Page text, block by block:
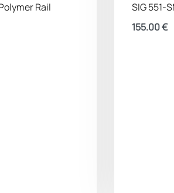
Rail
SIG 551-
155.00€